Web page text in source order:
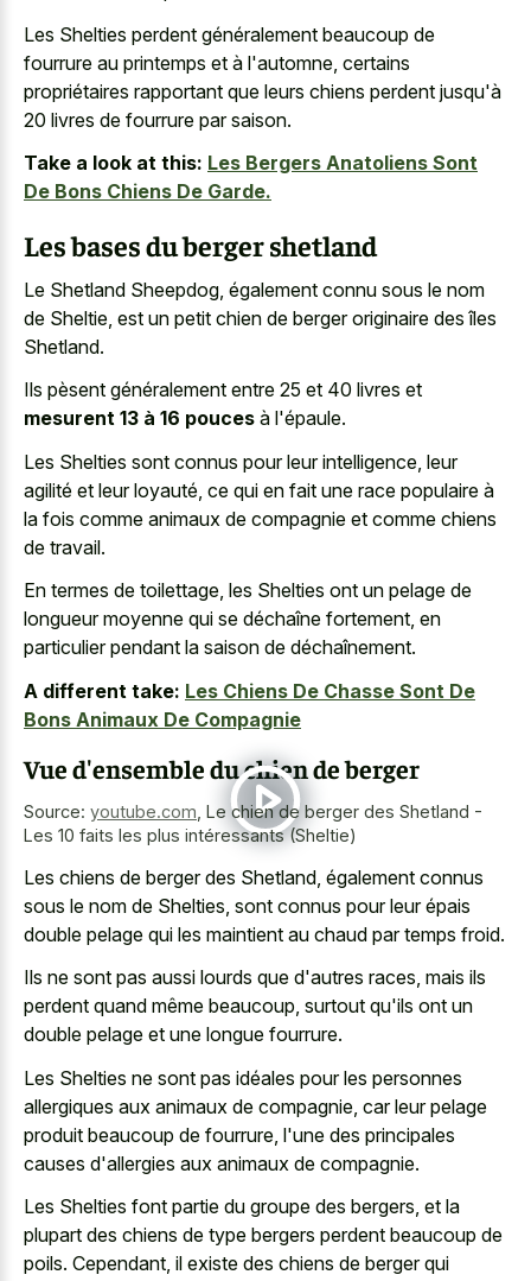
Les Shelties perdent généralement beaucoup de
fourrure au printemps et à l'automne, certains
propriétaires rapportant que leurs chiens perdent jusqu'à
20 livres de fourrure par saison.
Take a look at this: Les Bergers Anatoliens Sont
De Bons Chiens De Garde.
Les bases du berger shetland
Le Shetland Sheepdog, également connu sous le nom
de Sheltie, est un petit chien de berger originaire des îles
Shetland.
Ils pèsent généralement entre 25 et 40 livres et
mesurent 13 à 16 pouces à l'épaule.
Les Shelties sont connus pour leur intelligence, leur
agilité et leur loyauté, ce qui en fait une race populaire à
la fois comme animaux de compagnie et comme chiens
de travail.
En termes de toilettage, les Shelties ont un pelage de
longueur moyenne qui se déchaîne fortement, en
particulier pendant la saison de déchaînement.
A different take: Les Chiens De Chasse Sont De
Bons Animaux De Compagnie
Vue d'ensemble du chien de berger
Source: youtube.com Le chien de berger des Shetland -
Les 10 faits les plus intéressants (Sheltie)
Les chiens de berger des Shetland, également connus
sous le nom de Shelties, sont connus pour leur épais
double pelage qui les maintient au chaud par temps froid.
Ils ne sont pas aussi lourds que d'autres races, mais ils
perdent quand même beaucoup, surtout qu'ils ont un
double pelage et une longue fourrure.
Les Shelties ne sont pas idéales pour les personnes
allergiques aux animaux de compagnie, car leur pelage
produit beaucoup de fourrure, l'une des principales
causes d'allergies aux animaux de compagnie.
Les Shelties font partie du groupe des bergers, et la
plupart des chiens de type bergers perdent beaucoup de
poils. Cependant, il existe des chiens de berger qui